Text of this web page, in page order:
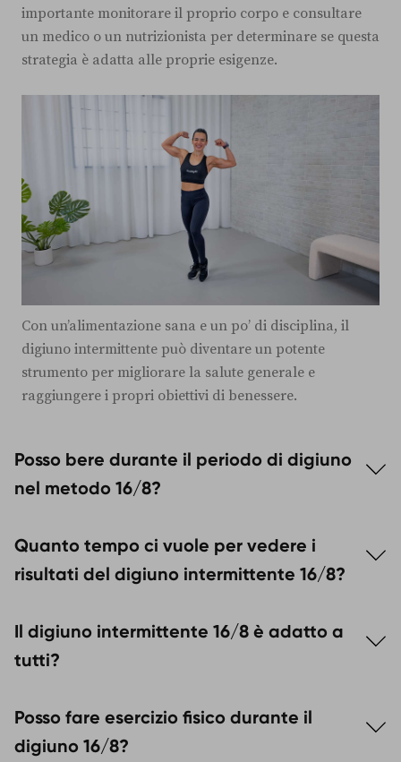
importante monitorare il proprio corpo e consultare
un medico o un nutrizionista per determinare se questa
strategia è adatta alle proprie esigenze.
Con un’alimentazione sana e un po’ di disciplina, il
digiuno intermittente può diventare un potente
strumento per migliorare la salute generale e
raggiungere i propri obiettivi di benessere.
Posso bere durante il periodo di digiuno
nel metodo 16/8?
consentito bereacqua,tèo caffè senza zucchero
. È
importante mantenere il corpo idratato per evitare
Quanto tempo ci vuole per vedere i
risultati del digiuno intermittente 16/8?
variare, ma molte persone iniziano a notare i
benefici, come la
Il digiuno intermittente 16/8 è adatto a
tutti?
per la maggior parte delle persone, ma non è adatto
a chi ha determinate condizioni mediche, come
Posso fare esercizio fisico durante il
digiuno 16/8?